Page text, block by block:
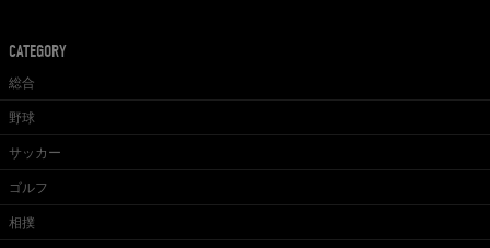
CATEGORY
総合
野球
サッカー
ゴルフ
相撲